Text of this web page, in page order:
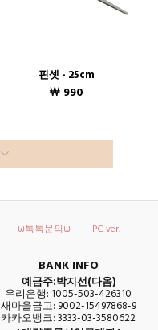
핀셋 - 25cm
￦ 990
ω톡톡문의ω PC ver.
BANK INFO
예금주:박지선(다옴)
우리은행: 1005-503-426310
새마을금고: 9002-15497868-9
카카오뱅크: 3333-03-3580622